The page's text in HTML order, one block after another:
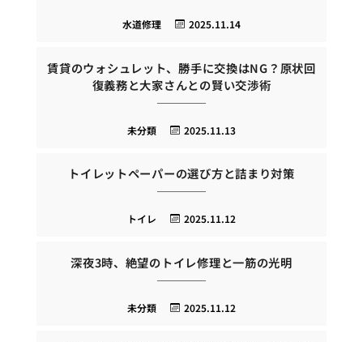
2025.11.14
水道修理
賃貸のウォシュレット、勝手に交換はNG？原状回
復義務と大家さんとの賢い交渉術
2025.11.13
未分類
トイレットペーパーの選び方と詰まり対策
2025.11.12
トイレ
深夜3時、絶望のトイレ修理と一筋の光明
2025.11.12
未分類